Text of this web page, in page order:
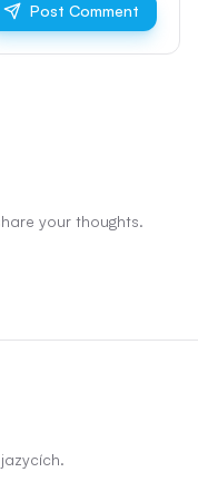
Post Comment
your thoughts.